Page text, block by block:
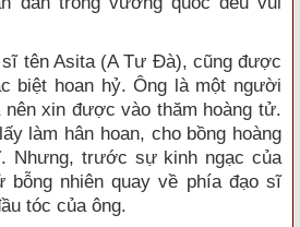
tên Asita (A Tư Đà), cũng được
biệt hoan hỷ. Ông là một người
xin được vào thăm hoàng tử.
làm hân hoan, cho bồng hoàng
Nhưng, trước sự kinh ngạc của
bỗng nhiên quay về phía đạo sĩ
tóc của ông.